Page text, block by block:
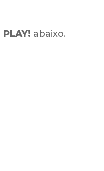
PLAY! abaixo.